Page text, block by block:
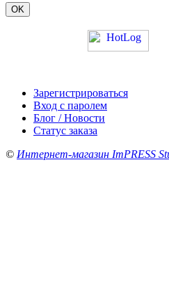
Зарегистрироваться
Вход с паролем
Блог / Новости
Статус заказа
© Интернет-магазин ImPRESS